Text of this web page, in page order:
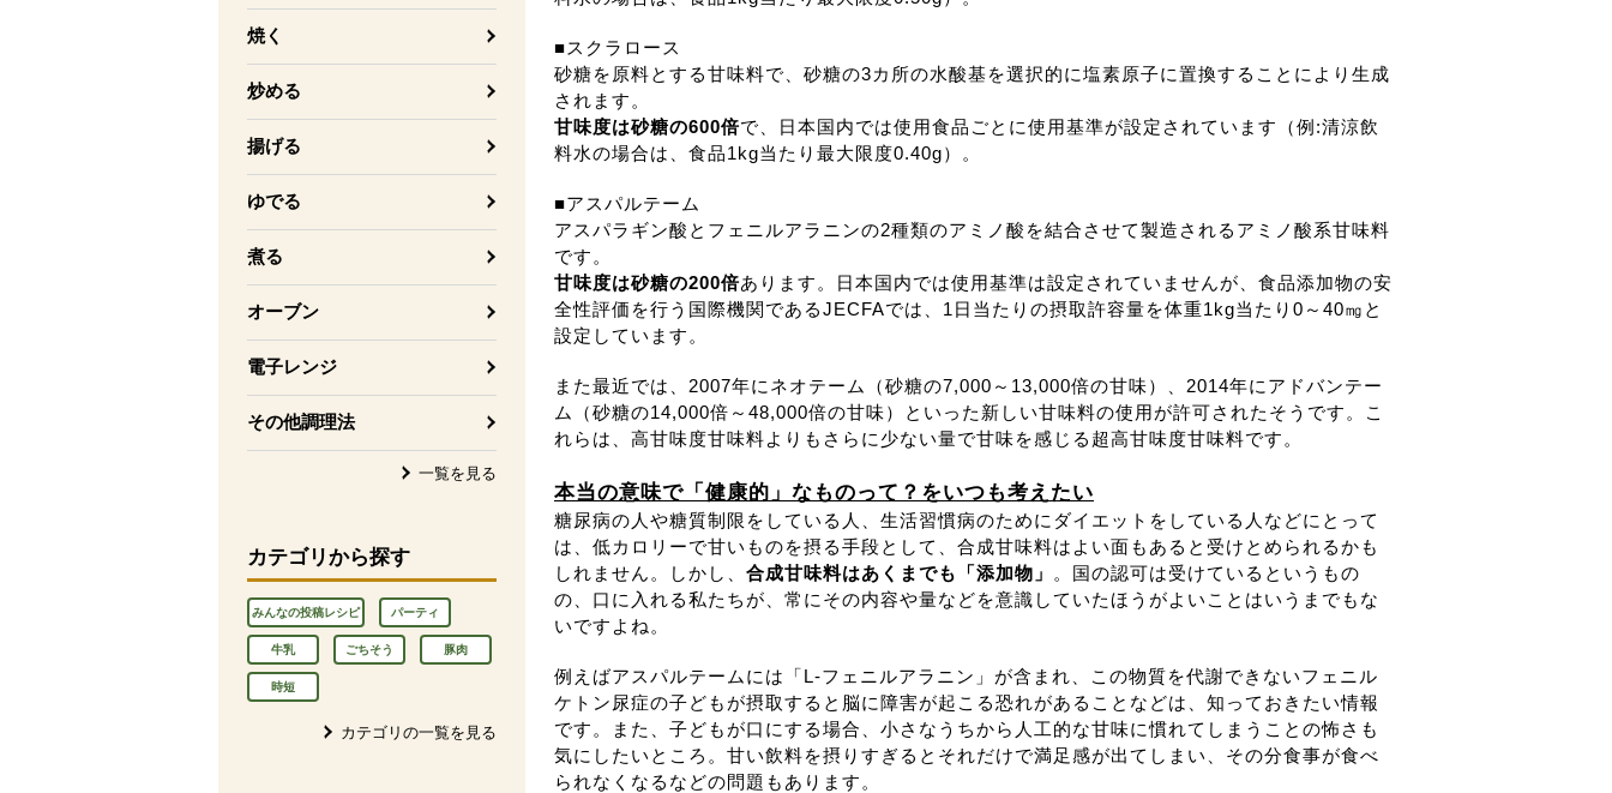
焼く
炒める
揚げる
ゆでる
煮る
オーブン
電子レンジ
その他調理法
一覧を見る
カテゴリから探す
みんなの投稿レシピ パーティ
牛乳 ごちそう 豚肉
時短
カテゴリの一覧を見る
■スクラロース
砂糖を原料とする甘味料で、砂糖の3カ所の水酸基を選択的に塩素原子に置換することにより生成
されます。
甘味度は砂糖の600倍で、日本国内では使用食品ごとに使用基準が設定されています（例:清涼飲
料水の場合は、食品1kg当たり最大限度0.40g）。
■アスパルテーム
アスパラギン酸とフェニルアラニンの2種類のアミノ酸を結合させて製造されるアミノ酸系甘味料
です。
甘味度は砂糖の200倍あります。日本国内では使用基準は設定されていませんが、食品添加物の安
全性評価を行う国際機関であるJECFAでは、1日当たりの摂取許容量を体重1kg当たり0～40㎎と
設定しています。
また最近では、2007年にネオテーム（砂糖の7,000～13,000倍の甘味）、2014年にアドバンテー
ム（砂糖の14,000倍～48,000倍の甘味）といった新しい甘味料の使用が許可されたそうです。こ
れらは、高甘味度甘味料よりもさらに少ない量で甘味を感じる超高甘味度甘味料です。
本当の意味で「健康的」なものって？をいつも考えたい
糖尿病の人や糖質制限をしている人、生活習慣病のためにダイエットをしている人などにとって
は、低カロリーで甘いものを摂る手段として、合成甘味料はよい面もあると受けとめられるかも
しれません。しかし、 合成甘味料はあくまでも「添加物」
。国の認可は受けているというもの
の、口に入れる私たちが、常にその内容や量などを意識していたほうがよいことはいうまでもな
いですよね。
例えばアスパルテームには「L-フェニルアラニン」が含まれ、この物質を代謝できないフェニル
ケトン尿症の子どもが摂取すると脳に障害が起こる恐れがあることなどは、知っておきたい情報
です。また、子どもが口にする場合、小さなうちから人工的な甘味に慣れてしまうことの怖さも
気にしたいところ。甘い飲料を摂りすぎるとそれだけで満足感が出てしまい、その分食事が食べ
られなくなるなどの問題もあります。